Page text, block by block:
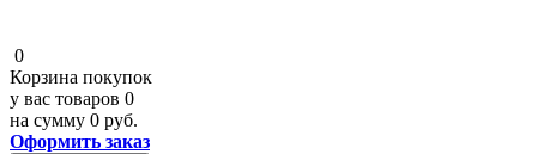
0
Корзина покупок
у вас товаров 0
на сумму 0 руб.
Оформить заказ